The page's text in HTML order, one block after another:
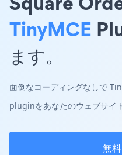
TinyMCE
ます。
面倒なコーディングなしで
pluginをあなたのウェブサイ
無